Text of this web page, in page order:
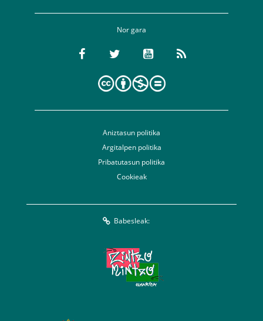
Nor gara
Aniztasun politika
Argitalpen politika
Pribatutasun politika
Cookieak
Babesleak: